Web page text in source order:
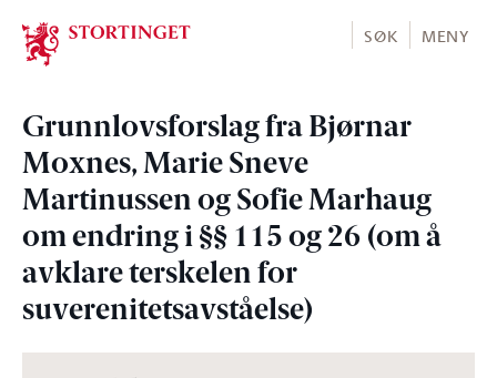
Stortinget.no
SØK MENY
Grunnlovsforslag fra Bjørnar
Moxnes, Marie Sneve
Martinussen og Sofie Marhaug
om endring i §§ 115 og 26 (om å
avklare terskelen for
suverenitetsavståelse)